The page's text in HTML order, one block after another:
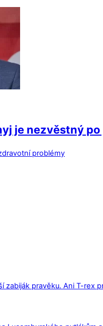
je nezvěstný
problémy
zabiják pravěku. Ani T-rex